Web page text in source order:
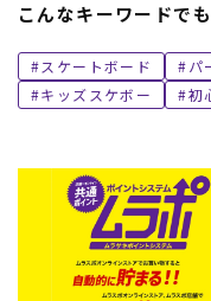
こんなキーワードで
スケートボード パ
キッズスケボー
初